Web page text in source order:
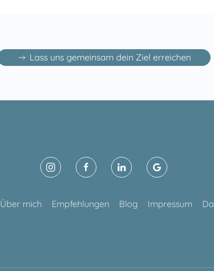
Lass uns gemeinsam dein Ziel erreichen
Über mich Empfehlungen Blog Impressum